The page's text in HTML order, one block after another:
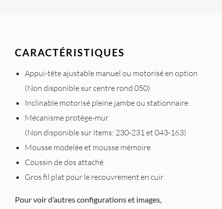
CARACTÉRISTIQUES
Appui-tête ajustable manuel ou motorisé en option
(Non disponible sur centre rond 050)
Inclinable motorisé pleine jambe ou stationnaire
Mécanisme protège-mur
(Non disponible sur items: 230-231 et 043-163)
Mousse modelée et mousse mémoire
Coussin de dos attaché
Gros fil plat pour le recouvrement en cuir
Pour voir d’autres configurations et images,